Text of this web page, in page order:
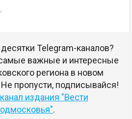
Telegram-каналов?
важные и интересные
региона в новом
пропусти, подписывайся!
издания "Вести
.